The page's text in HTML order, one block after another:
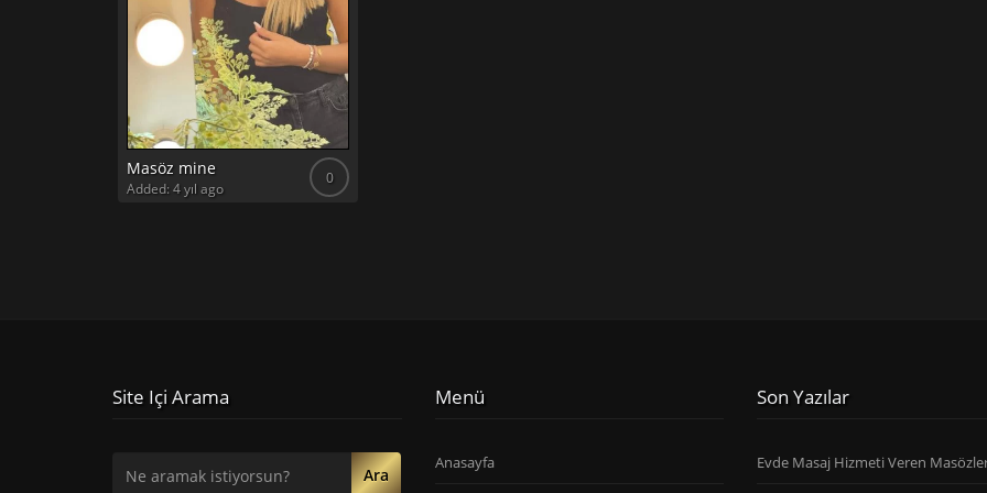
Masöz mine 0
Added: 4 yıl ago
Site Içi Arama
Ara
Menü
Anasayfa
Son Yazılar
Evde Masaj Hizmeti Veren